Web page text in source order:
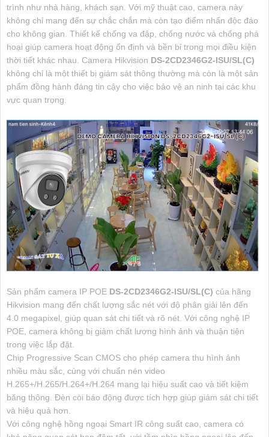
trình như nhà hàng, khách sạn. Với mỹ thuật cao, camera này
không chỉ mang đến sự chắc chắn mà còn tạo điểm nhấn độc đáo
cho không gian. Thiết kế chống va đập, chống nước và chống phá
hoại giúp camera hoạt động ổn định và bền bỉ trong mọi điều kiện
thời tiết khác nhau. Camera Hikvision DS-2CD2346G2-ISU/SL(C)
không chỉ là một thiết bị giám sát thông thường mà còn là một sản
phẩm đồng hành đáng tin cậy cho việc bảo vệ an ninh tại các khu
vực quan trọng.
Sản phẩm camera IP POE DS-2CD2346G2-ISU/SL(C) của hãng
Hikvision mang đến chất lượng sắc nét với độ phân giải lên đến
4.0 megapixel, giúp quan sát chi tiết và rõ nét. Với công nghệ IP
POE, camera không bị giảm chất lượng hình ảnh và thuận tiện
trong việc lắp đặt.
Chip Progressive Scan CMOS cho phép camera thu hình ảnh
nhiều màu sắc, cùng với chuẩn nén video
H.265+/H.265/H.264+/H.264 mang lại hiệu suất cao và tiết kiệm
băng thông. Đèn còi báo động được tích hợp giúp giám sát chi tiết
và hiệu quả hơn.
Với công nghệ hồng ngoại Smart IR công suất cao, camera có